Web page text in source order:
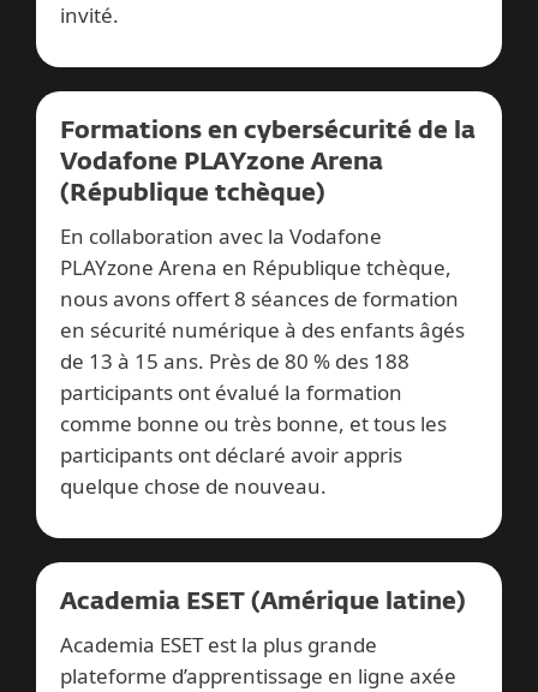
invité.
Formations en cybersécurité de la
Vodafone PLAYzone Arena
(République tchèque)
En collaboration avec la Vodafone
PLAYzone Arena en République tchèque,
nous avons offert 8 séances de formation
en sécurité numérique à des enfants âgés
de 13 à 15 ans. Près de 80 % des 188
participants ont évalué la formation
comme bonne ou très bonne, et tous les
participants ont déclaré avoir appris
quelque chose de nouveau.
Academia ESET (Amérique latine)
Academia ESET est la plus grande
plateforme d’apprentissage en ligne axée